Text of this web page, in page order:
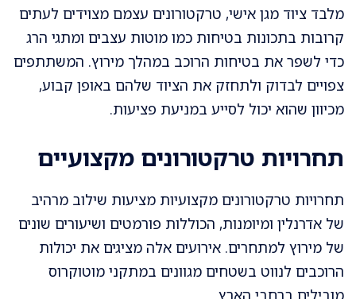
מלבד ציוד מגן אישי, טרקטורונים עצמם מצוידים לעתים
קרובות בתכונות בטיחות כמו מוטות עצבים ומתגי הרג
כדי לשפר את בטיחות הרוכב במהלך מירוץ. המשתתפים
צפויים לבדוק ולתחזק את הציוד שלהם באופן קבוע,
מכיוון שהוא יכול לסייע במניעת פציעות.
תחרויות טרקטורונים מקצועיים
תחרויות טרקטורונים מקצועיות מציעות שילוב מרהיב
של אדרנלין ומיומנות, הכוללות פורמטים ושיעורים שונים
של מירוץ למתחרים. אירועים אלה מציגים את יכולות
הרוכבים לנווט בשטחים מגוונים במתקני מוטוקרוס
מובילים ברחבי הארץ.